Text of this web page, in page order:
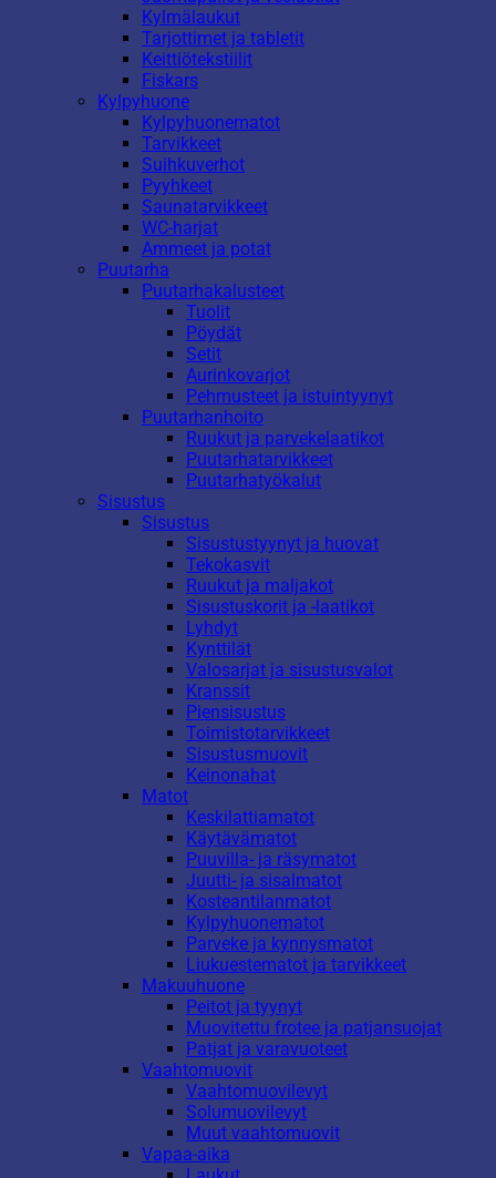
Kylmälaukut
Tarjottimet ja tabletit
Keittiötekstiilit
Fiskars
Kylpyhuone
Kylpyhuonematot
Tarvikkeet
Suihkuverhot
Pyyhkeet
Saunatarvikkeet
WC-harjat
Ammeet ja potat
Puutarha
Puutarhakalusteet
Tuolit
Pöydät
Setit
Aurinkovarjot
Pehmusteet ja istuintyynyt
Puutarhanhoito
Ruukut ja parvekelaatikot
Puutarhatarvikkeet
Puutarhatyökalut
Sisustus
Sisustus
Sisustustyynyt ja huovat
Tekokasvit
Ruukut ja maljakot
Sisustuskorit ja -laatikot
Lyhdyt
Kynttilät
Valosarjat ja sisustusvalot
Kranssit
Piensisustus
Toimistotarvikkeet
Sisustusmuovit
Keinonahat
Matot
Keskilattiamatot
Käytävämatot
Puuvilla- ja räsymatot
Juutti- ja sisalmatot
Kosteantilanmatot
Kylpyhuonematot
Parveke ja kynnysmatot
Liukuestematot ja tarvikkeet
Makuuhuone
Peitot ja tyynyt
Muovitettu frotee ja patjansuojat
Patjat ja varavuoteet
Vaahtomuovit
Vaahtomuovilevyt
Solumuovilevyt
Muut vaahtomuovit
Vapaa-aika